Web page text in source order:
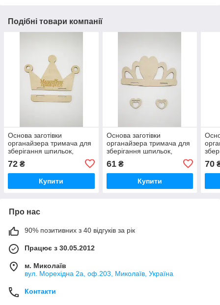
Подібні товари компанії
Основа заготівки
органайзера тримача для
зберігання шпильок,
гумок, обручів "Корона" 08
72 ₴
Купити
Основа заготівки
органайзера тримача для
зберігання шпильок,
гумок, обручок "Корона"
10
61₴
Купити
70
Про нас
90% позитивних з 40 відгуків за рік
Працює з 30.05.2012
м. Миколаїв
вул. Морехідна 2а, оф.203, Миколаїв, Україна
Контакти